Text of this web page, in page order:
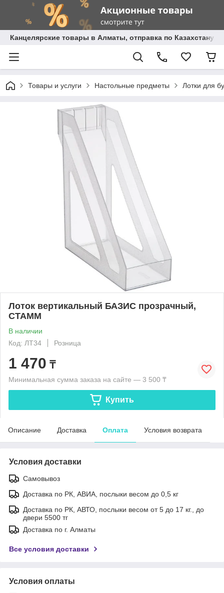
Канцелярские товары в Алматы, отправка по Казахстану.
Товары и услуги Настольные предметы Лотки для
Лоток вертикальный БАЗИС прозрачный,
СТАММ
В наличии
Код: ЛТ34
Розница
1 470 ₸
Минимальная сумма заказа на сайте — 3 500 ₸
Купить
Описание Доставка Оплата Условия возврата
Условия доставки
Самовывоз
Доставка по РК, АВИА, послыки весом до 0,5 кг
Доставка по РК, АВТО, послыки весом от 5 до 17 кг., до
двери 5500 тг
Доставка по г. Алматы
Все условия доставки
Условия оплаты